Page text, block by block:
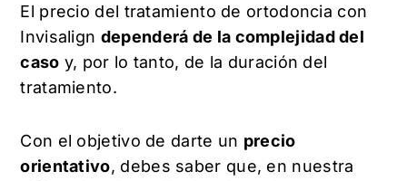
El precio del tratamiento de ortodoncia con
Invisalign dependerá de la complejidad del
caso y, por lo tanto, de la duración del
tratamiento.
Con el objetivo de darte un precio
orientativo, debes saber que, en nuestra